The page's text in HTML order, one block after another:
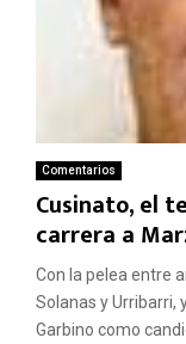
Comentarios
Cusinato, el
carrera a
Con la pelea entre
Solanas y Urribarri,
Garbino como